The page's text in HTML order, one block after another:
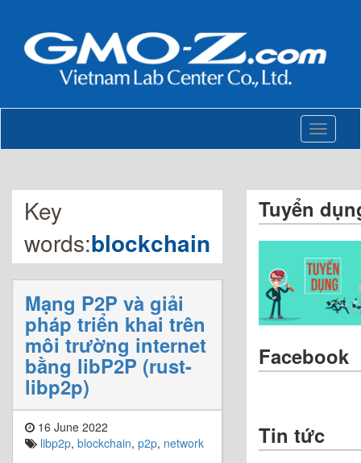
Toggle
Key
words:blockchain
Mạng P2P và giải
pháp triển khai trên
môi trường internet
bằng libP2P (rust-
libp2p)
16 June 2022
libp2p, blockchain, p2p, network
Tuyển
Facebook
Tin tức